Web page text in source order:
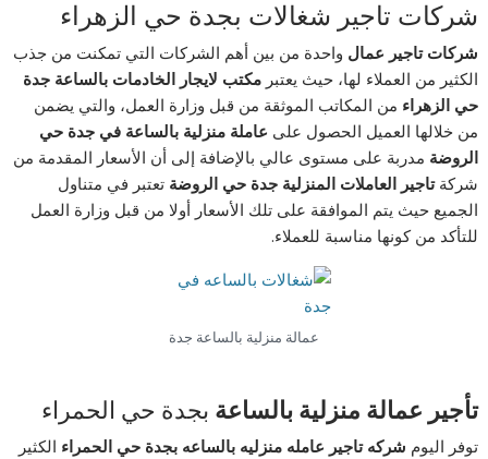
شركات تاجير شغالات بجدة حي الزهراء
شركات تاجير عمال واحدة من بين أهم الشركات التي تمكنت من جذب
الكثير من العملاء لها، حيث يعتبرمكتب لايجار الخادمات بالساعة جدة
حي الزهراء من المكاتب الموثقة من قبل وزارة العمل، والتي يضمن
من خلالها العميل الحصول على عاملة منزلية بالساعة في جدة حي
الروضة مدربة على مستوى عالي بالإضافة إلى أن الأسعار المقدمة من
شركةتاجير العاملات المنزلية جدة حي الروضةتعتبر في متناول
الجميع حيث يتم الموافقة على تلك الأسعار أولا من قبل وزارة العمل
للتأكد من كونها مناسبة للعملاء.
عمالة منزلية بالساعة جدة
تأجير عمالة منزلية بالساعة بجدة حي الحمراء
توفر اليوم شركه تاجير عامله منزليه بالساعه بجدة حي الحمراء الكثير